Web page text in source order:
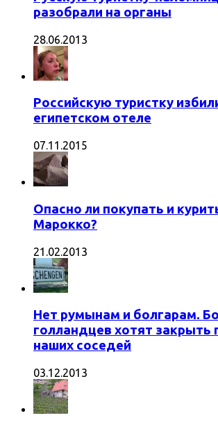
разобрали на органы
28.06.2013
Российскую туристку
египетском отеле
07.11.2015
Опасно ли покупать и
Марокко?
21.02.2013
Нет румынам и болгарам.
голландцев хотят закрыть
наших соседей
03.12.2013